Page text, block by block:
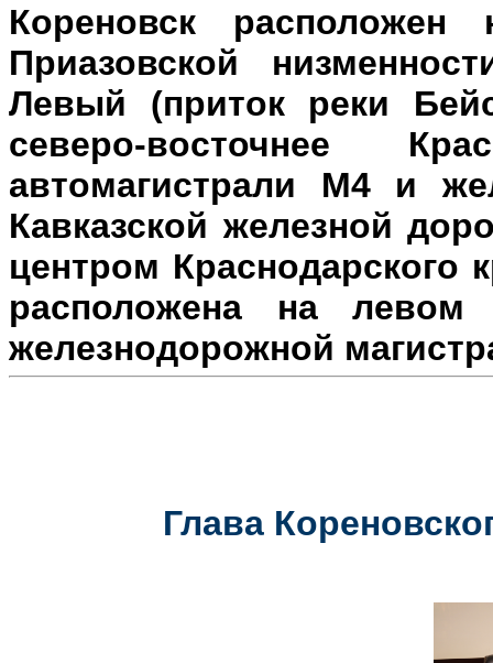
Кореновск
Приазовской
Левый (приток реки
северо-восточнее
автомагистрали М4 и
Кавказской железной
центром Краснодарского
расположена на левом
железнодорожной
Глава